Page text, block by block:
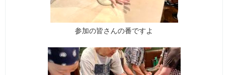
参加の皆さんの番ですよ